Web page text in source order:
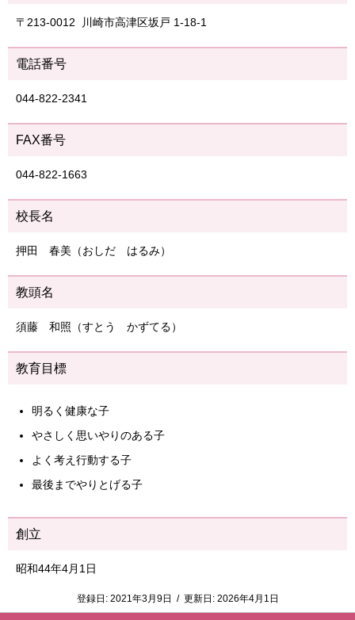
〒213-0012 川崎市高津区坂戸 1-18-1
電話番号
044-822-2341
FAX番号
044-822-1663
校長名
押田 春美（おしだ はるみ）
教頭名
須藤 和照（すとう かずてる）
教育目標
明るく健康な子
やさしく思いやりのある子
よく考え行動する子
最後までやりとげる子
創立
昭和44年4月1日
登録日: 2021年3月9日 / 更新日: 2026年4月1日